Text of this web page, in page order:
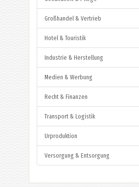
Großhandel & Vertrieb
Hotel & Touristik
Industrie & Herstellung
Medien & Werbung
Recht & Finanzen
Transport & Logistik
Urproduktion
Versorgung & Entsorgung